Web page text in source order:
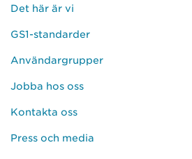
Det här är vi
GS1-standarder
Användargrupper
Jobba hos oss
Kontakta oss
Press och media